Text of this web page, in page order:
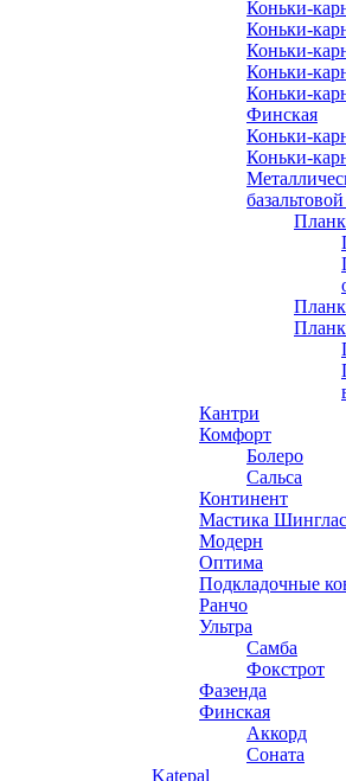
Коньки-
Коньки-
Коньки-
Коньки-
Коньки-
Финская
Коньки-
Коньки-
Кантри
Комфорт
Болеро
Сальса
Континент
Мастика Шинглас
Модерн
Оптима
Подкладочные
Ранчо
Ультра
Самба
Фокстрот
Фазенда
Финская
Аккорд
Соната
Katepal